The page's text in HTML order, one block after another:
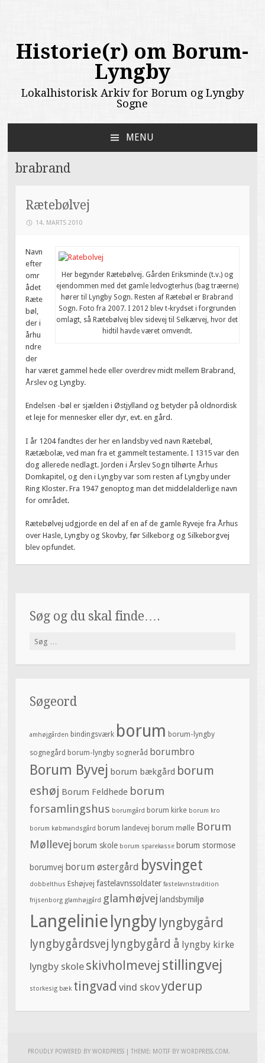
Historie(r) om Borum-
Lyngby
Lokalhistorisk Arkiv for Borum og Lyngby
Sogne
MENU
CONTENT
brabrand
Rætebølvej
14. MARTS 2010
Her begynder Rætebølvej. Gården Eriksminde (t.v.) og
ejendommen med det gamle ledvogterhus (bag træerne)
hører til Lyngby Sogn. Resten af Rætebøl er Brabrand
Sogn. Foto fra 2007. I 2012 blev t-krydset i forgrunden
omlagt, så Rætebølvej blev sidevej til Selkærvej, hvor det
hidtil havde været omvendt.
Navn
efter
omr
ådet
Ræte
bøl,
der i
århu
ndre
der
har været gammel hede eller overdrev midt mellem Brabrand,
Årslev og Lyngby.
Endelsen -bøl er sjælden i Østjylland og betyder på oldnordisk
et leje for mennesker eller dyr, evt. en gård.
I år 1204 fandtes der her en landsby ved navn Rætebøl,
Rætæbolæ, ved man fra et gammelt testamente. I 1315 var den
dog allerede nedlagt. Jorden i Årslev Sogn tilhørte Århus
Domkapitel, og den i Lyngby var som resten af Lyngby under
Ring Kloster. Fra 1947 genoptog man det middelalderlige navn
for området.
Rætebølvej udgjorde en del af en af de gamle Ryveje fra Århus
over Hasle, Lyngby og Skovby, før Silkeborg og Silkeborgvej
blev opfundet.
Søg og du skal finde….
Søg
Søgeord
amhøjgården bindingsværk borum borum-lyngby
sognegård borum-lyngby sogneråd borumbro
Borum Byvej borum bækgård borum
eshøj Borum Feldhede borum
forsamlingshus borumgård borum kirke borum kro
borum købmandsgård borum landevej borum mølle Borum
Møllevej borum skole borum sparekasse borum stormose
borumvej borum østergård bysvinget
dobbelthus Eshøjvej fastelavnssoldater fastelavnstradition
frijsenborg glamhøjgård glamhøjvej landsbymiljø
Langelinie lyngby lyngbygård
lyngbygårdsvej lyngbygård å lyngby kirke
lyngby skole skivholmevej stillingvej
storkesig bæk tingvad vind skovyderup
PROUDLY POWERED BY WORDPRESS |THEME: MOTIF BYWORDPRESS.COM .